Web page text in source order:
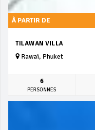
À PARTIR DE
TILAWAN VILLA
Rawai, Phuket
6
PERSONNES